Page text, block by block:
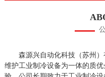
森源兴自动化科技（苏州）
维护工业制冷设备为一体的质